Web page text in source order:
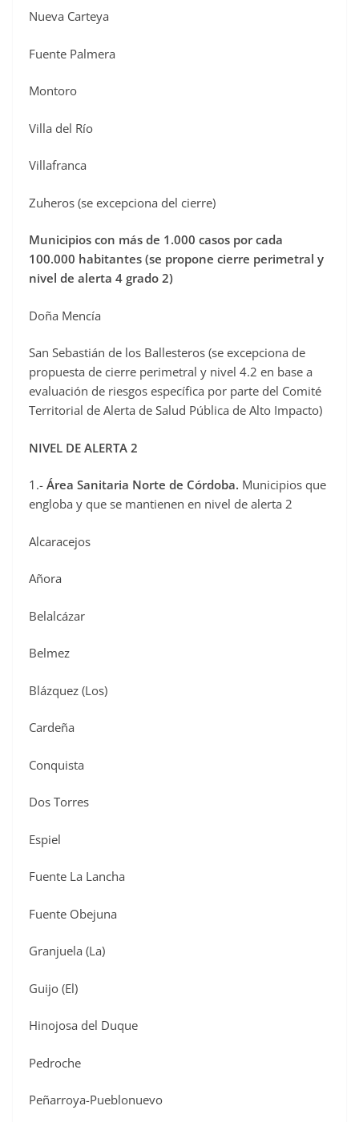
Nueva Carteya
Fuente Palmera
Montoro
Villa del Río
Villafranca
Zuheros (se excepciona del cierre)
Municipios con más de 1.000 casos por cada
100.000 habitantes (se propone cierre perimetral y
nivel de alerta 4 grado 2)
Doña Mencía
San Sebastián de los Ballesteros (se excepciona de
propuesta de cierre perimetral y nivel 4.2 en base a
evaluación de riesgos específica por parte del Comité
Territorial de Alerta de Salud Pública de Alto Impacto)
NIVEL DE ALERTA 2
1.- Área Sanitaria Norte de Córdoba. Municipios que
engloba y que se mantienen en nivel de alerta 2
Alcaracejos
Añora
Belalcázar
Belmez
Blázquez (Los)
Cardeña
Conquista
Dos Torres
Espiel
Fuente La Lancha
Fuente Obejuna
Granjuela (La)
Guijo (El)
Hinojosa del Duque
Pedroche
Peñarroya-Pueblonuevo